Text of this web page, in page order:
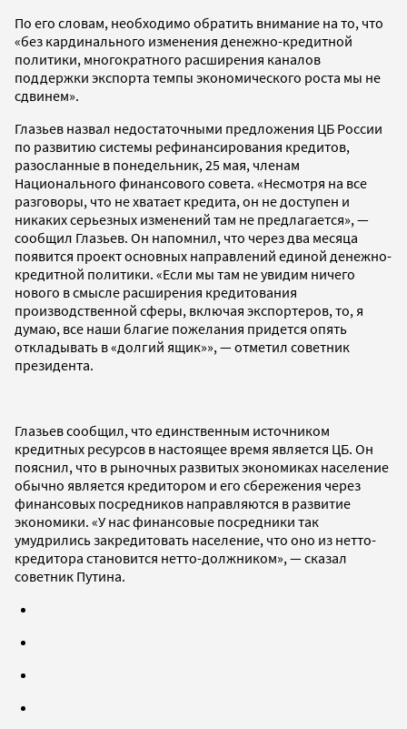
По его словам, необходимо обратить внимание на то, что
«без кардинального изменения денежно-кредитной
политики, многократного расширения каналов
поддержки экспорта темпы экономического роста мы не
сдвинем».
Глазьев назвал недостаточными предложения ЦБ России
по развитию системы рефинансирования кредитов,
разосланные в понедельник, 25 мая, членам
Национального финансового совета. «Несмотря на все
разговоры, что не хватает кредита, он не доступен и
никаких серьезных изменений там не предлагается», —
сообщил Глазьев. Он напомнил, что через два месяца
появится проект основных направлений единой денежно-
кредитной политики. «Если мы там не увидим ничего
нового в смысле расширения кредитования
производственной сферы, включая экспортеров, то, я
думаю, все наши благие пожелания придется опять
откладывать в «долгий ящик»», — отметил советник
президента.
Глазьев сообщил, что единственным источником
кредитных ресурсов в настоящее время является ЦБ. Он
пояснил, что в рыночных развитых экономиках население
обычно является кредитором и его сбережения через
финансовых посредников направляются в развитие
экономики. «У нас финансовые посредники так
умудрились закредитовать население, что оно из нетто-
кредитора становится нетто-должником», — сказал
советник Путина.